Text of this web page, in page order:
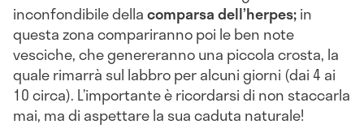
inconfondibile dellacomparsa dell’herpes;in
questa zona compariranno poi le ben note
vesciche, che genereranno una piccola crosta, la
quale rimarrà sul labbro per alcuni giorni (dai 4 ai
10 circa). L’importante è ricordarsi di non staccarla
mai, ma di aspettare la sua caduta naturale!